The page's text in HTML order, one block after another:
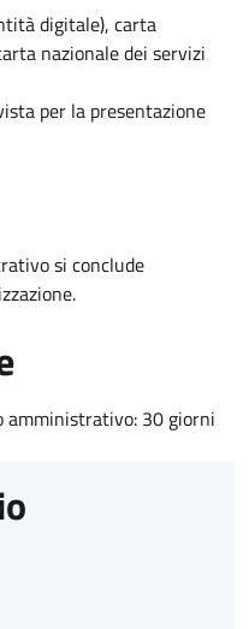
digitale), carta
nazionale dei servizi
per la presentazione
si conclude
amministrativo: 30 giorni